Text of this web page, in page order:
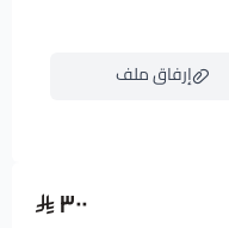
إرفاق ملف
٣٠٠